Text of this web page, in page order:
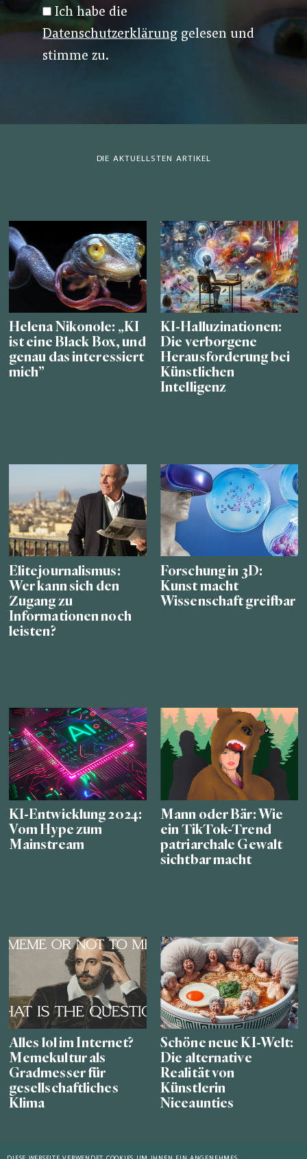
Ich habe die
Datenschutzerklärung gelesen und
stimme zu.
DIE AKTUELLSTEN ARTIKEL
Helena Nikonole: „KI
ist eine Black Box, und
genau das interessiert
mich”
KI-Halluzinationen:
Die verborgene
Herausforderung bei
Künstlichen
Intelligenz
Elitejournalismus:
Wer kann sich den
Zugang zu
Informationen noch
leisten?
Forschung in 3D:
Kunst macht
Wissenschaft greifbar
KI-Entwicklung 2024:
Vom Hype zum
Mainstream
Mann oder Bär: Wie
ein TikTok-Trend
patriarchale Gewalt
sichtbar macht
Alles lol im Internet?
Memekultur als
Gradmesser für
gesellschaftliches
Klima
Schöne neue KI-Welt:
Die alternative
Realität von
Künstlerin
Niceaunties